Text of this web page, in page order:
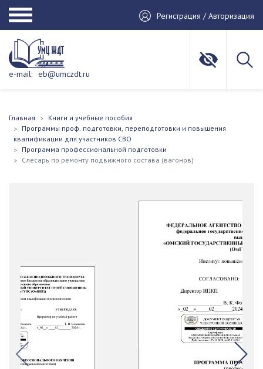
Регистрация / Авторизация
e-mail: eb@umczdt.ru
Главная
Книги и учебные пособия
Программы проф. подготовки, переподготовки и повышения
квалификации для участников СВО
Программа профессиональной подготовки
Слесарь по ремонту подвижного состава (вагонов)